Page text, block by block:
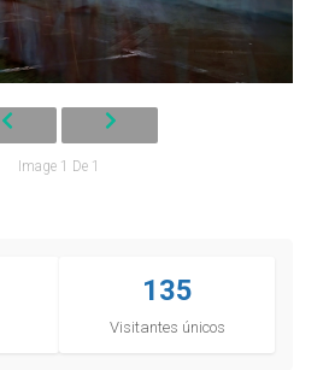
Image 1 De 1
135
Visitantes únicos